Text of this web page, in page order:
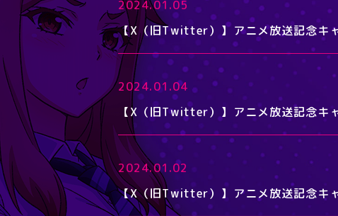
2024.01.05
【X（旧Twitter）】アニメ放送記念キ
2024.01.04
【X（旧Twitter）】アニメ放送記念キ
2024.01.02
【X（旧Twitter）】アニメ放送記念キ